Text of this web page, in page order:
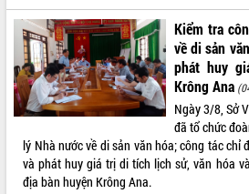
Kiểm tra
về di sản
phát huy
Krông Ana
Ngày 3/8, Sở
đã tổ chức
lý Nhà nước về di sản văn hóa; công tác chỉ
và phát huy giá trị di tích lịch sử, văn hóa
địa bàn huyện Krông Ana.